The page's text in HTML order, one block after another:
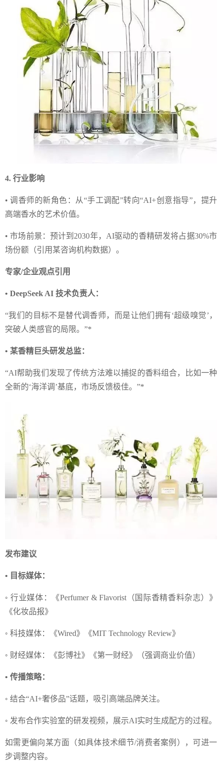
4. 行业影响
• 调香师的新角色：从“手工调配”转向“AI+创意指导”，提升
高端香水的艺术价值。
• 市场前景：预计到2030年，AI驱动的香精研发将占据30%市
场份额（引用某咨询机构数据）。
专家/企业观点引用
• DeepSeek AI 技术负责人：
“我们的目标不是替代调香师，而是让他们拥有‘超级嗅觉’，
突破人类感官的局限。”*
• 某香精巨头研发总监：
“AI帮助我们发现了传统方法难以捕捉的香料组合，比如一种
全新的‘海洋调’基底，市场反馈极佳。”*
发布建议
• 目标媒体：
◦ 行业媒体：《Perfumer & Flavorist（国际香精香料杂志）》
《化妆品报》
◦ 科技媒体：《Wired》《MIT Technology Review》
◦ 财经媒体：《彭博社》《第一财经》（强调商业价值）
• 传播策略：
◦ 结合“AI+奢侈品”话题，吸引高端品牌关注。
◦ 发布合作实验室的研发视频，展示AI实时生成配方的过程。
如需更偏向某方面（如具体技术细节/消费者案例），可进一
步调整内容。